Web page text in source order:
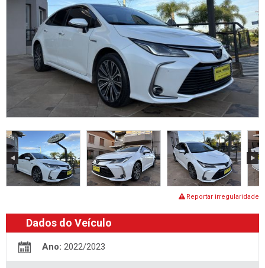
Reportar irregularidade
Dados do Veículo
Ano: 2022/2023